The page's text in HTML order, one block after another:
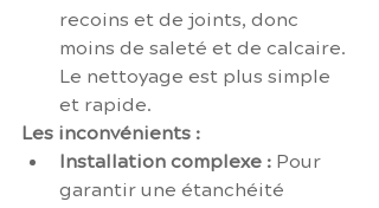
recoins et de joints, donc
moins de saleté et de calcaire.
Le nettoyage est plus simple
et rapide.
Les inconvénients :
Installation complexe : Pour
garantir une étanchéité